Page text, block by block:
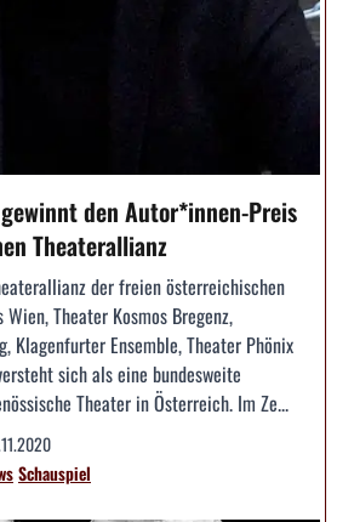
den Autor*innen-Preis
Theaterallianz
der freien österreichischen
Theater Kosmos Bregenz,
Klagenfurter Ensemble, Theater Phönix
sich als eine bundesweite
Theater in Österreich. Im Ze...
Schauspiel